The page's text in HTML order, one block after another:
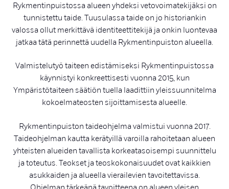
Rykmentinpuistossa alueen yhdeksi vetovoimatekijäksi on
tunnistettu taide. Tuusulassa taide on jo historiankin
valossa ollut merkittävä identiteettitekijä ja onkin luontevaa
jatkaa tätä perinnettä uudella Rykmentinpuiston alueella.
Valmistelutyö taiteen edistämiseksi Rykmentinpuistossa
käynnistyi konkreettisesti vuonna 2015, kun
Ympäristötaiteen säätiön tuella laadittiin yleissuunnitelma
kokoelmateosten sijoittamisesta alueelle.
Rykmentinpuiston taideohjelma valmistui vuonna 2017.
Taideohjelman kautta kerätyillä varoilla rahoitetaan alueen
yhteisten alueiden tavallista korkeatasoisempi suunnittelu
ja toteutus. Teokset ja teoskokonaisuudet ovat kaikkien
asukkaiden ja alueella vierailevien tavoitettavissa.